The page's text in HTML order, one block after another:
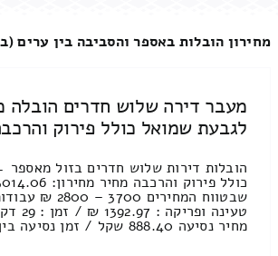
מחירון הובלות באספר והסביבה בין ערים
מעבר דירה שלוש חדרים
לגבעת שמואל כולל פירוק
הובלות דירות שלוש חדרים בזול
שבטווח המחירים
מחיר נסיעה 888.40 שקל / זמן נסיעה בין ערים 1 [...]